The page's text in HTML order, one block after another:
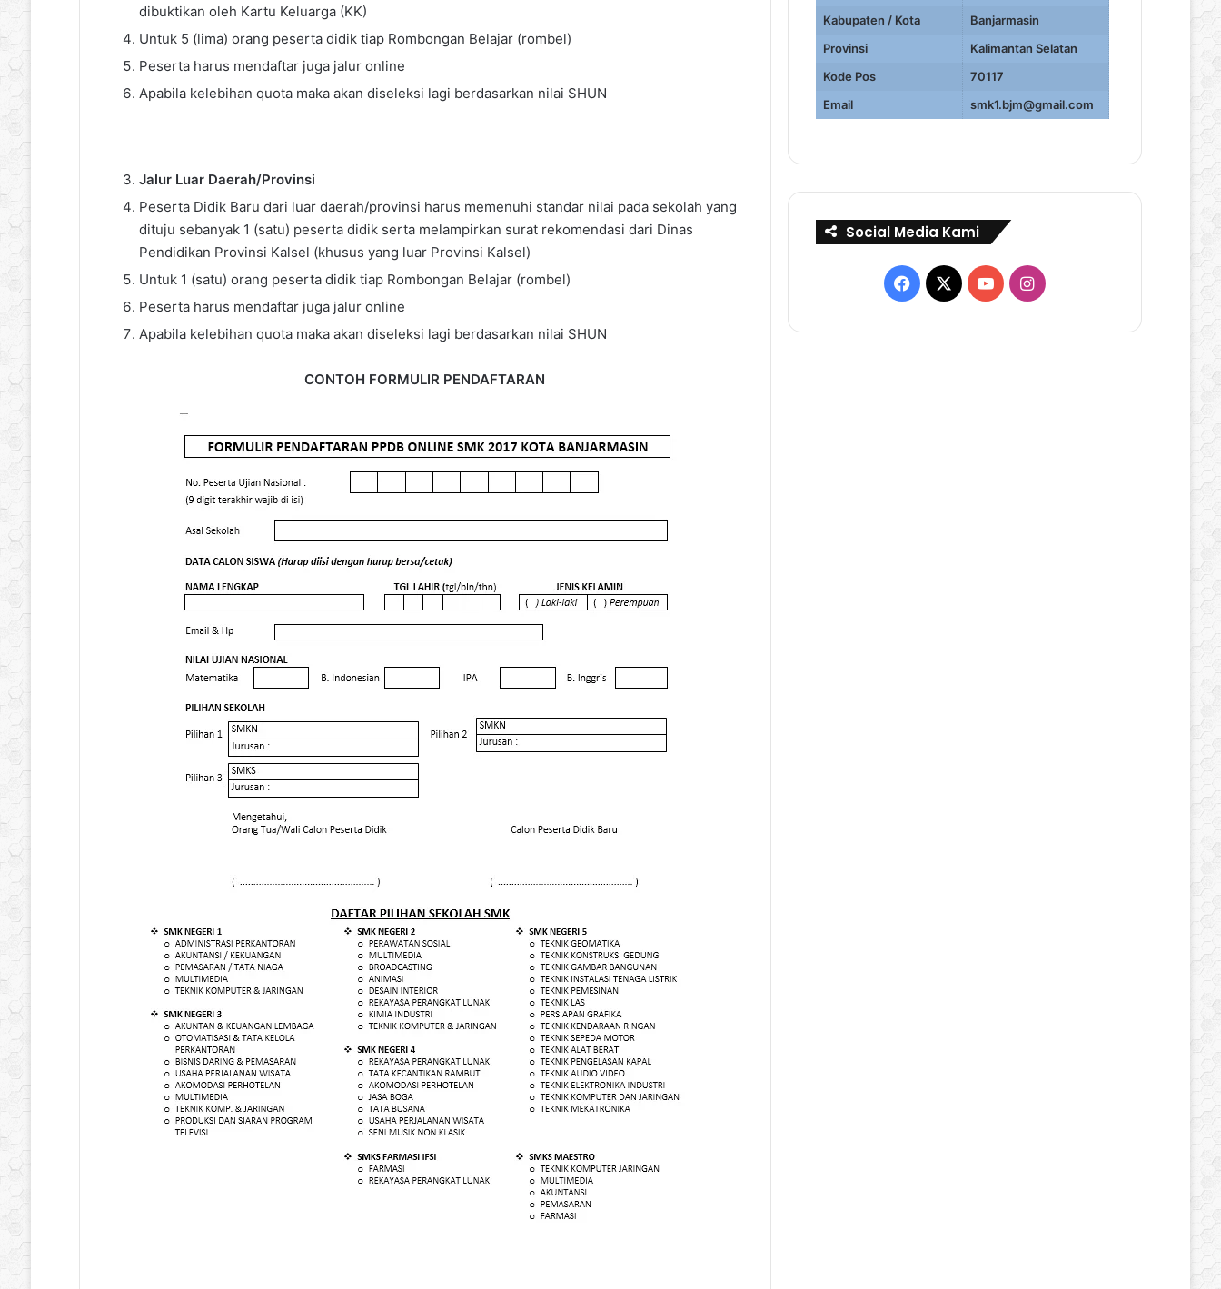
dibuktikan oleh Kartu Keluarga (KK)
Untuk 5 (lima) orang peserta didik tiap Rombongan Belajar (rombel)
Peserta harus mendaftar juga jalur online
Apabila kelebihan quota maka akan diseleksi lagi berdasarkan nilai SHUN
Jalur Luar Daerah/Provinsi
Peserta Didik Baru dari luar daerah/provinsi harus memenuhi standar nilai pada sekolah yang
dituju sebanyak 1 (satu) peserta didik serta melampirkan surat rekomendasi dari Dinas
Pendidikan Provinsi Kalsel (khusus yang luar Provinsi Kalsel)
Untuk 1 (satu) orang peserta didik tiap Rombongan Belajar (rombel)
Peserta harus mendaftar juga jalur online
Apabila kelebihan quota maka akan diseleksi lagi berdasarkan nilai SHUN
CONTOH FORMULIR PENDAFTARAN
Kabupaten / Kota
Banjarmasin
Provinsi
Kalimantan Selatan
Kode Pos
70117
Email
smk1.bjm@gmail.com
Social Media Kami
Facebook
X YouTubeInstagram